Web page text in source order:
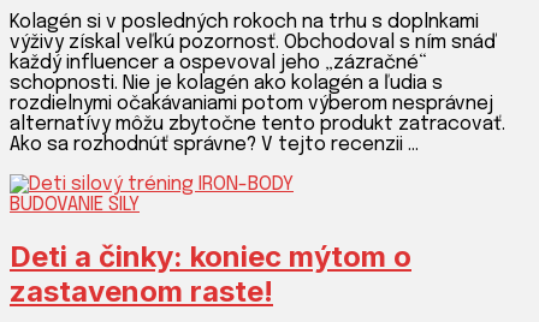
BioCare
Collagen
Premium:
Prekvapivé
účinky
alebo
len
ťah?
Zistili
za
vás!
Kolagén si v posledných rokoch na trhu s doplnkami
výživy získal veľkú pozornosť. Obchodoval s ním snáď
každý influencer a ospevoval jeho „zázračné“
schopnosti. Nie je kolagén ako kolagén a ľudia s
rozdielnymi očakávaniami potom výberom nesprávnej
alternatívy môžu zbytočne tento produkt zatracovať.
Ako sa rozhodnúť správne? V tejto recenzii …
BUDOVANIE SILY
Deti a činky: koniec mýtom o
zastavenom raste!